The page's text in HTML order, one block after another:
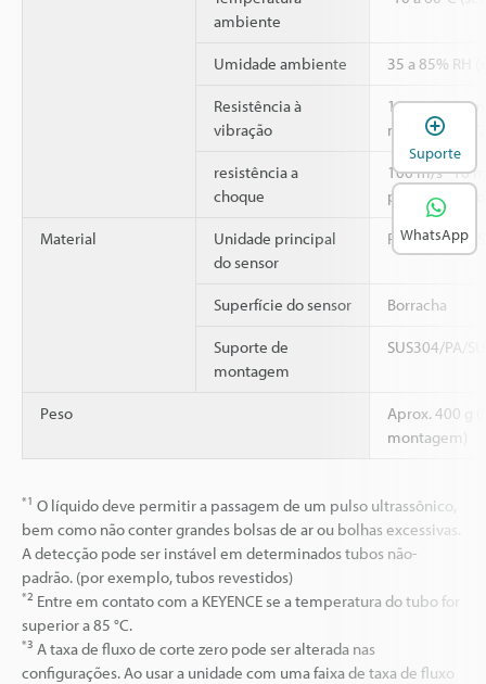
ambiente
Umidade ambiente 35 a 85% RH
Resistência à
vibração
10 a 55 Hz,
mm, eixos
resistência a
choque
100 m/s 16
para cada eixo
Material
Unidade principal
do sensor
PPS/PES/
Superfície do sensor Borracha
Suporte de
montagem
SUS304/PA/
Peso
Aprox. 400 g
montagem)
*1 O líquido deve permitir a passagem de um pulso ultrassônico,
bem como não conter grandes bolsas de ar ou bolhas excessivas.
A detecção pode ser instável em determinados tubos não-
padrão. (por exemplo, tubos revestidos)
*2 Entre em contato com a KEYENCE se a temperatura do tubo for
superior a 85 °C.
*3 A taxa de fluxo de corte zero pode ser alterada nas
configurações. Ao usar a unidade com uma faixa de taxa de fluxo
Suporte
WhatsApp